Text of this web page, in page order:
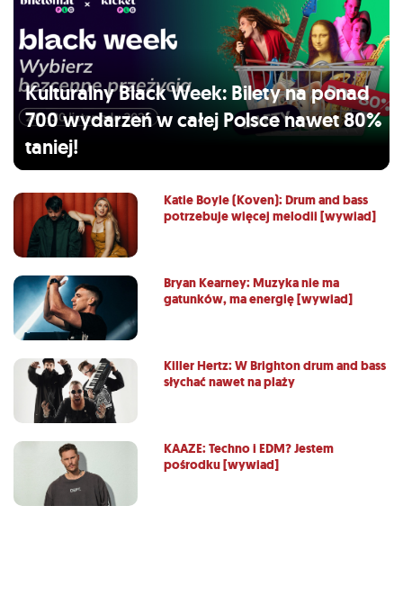
Kulturalny Black Week: Bilety na ponad
700 wydarzeń w całej Polsce nawet 80%
taniej!
Katie Boyle (Koven): Drum and bass
potrzebuje więcej melodii [wywiad]
Bryan Kearney: Muzyka nie ma
gatunków, ma energię [wywiad]
Killer Hertz: W Brighton drum and bass
słychać nawet na plaży
KAAZE: Techno i EDM? Jestem
pośrodku [wywiad]